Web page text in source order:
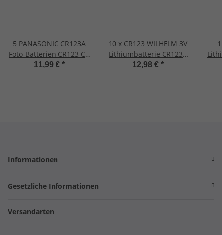
5 PANASONIC CR123A
Foto-Batterien CR123 CR
123 123A NEU Ø16,5 x
11,99 € *
10 x CR123 WILHELM 3V
Lithiumbatterie CR123A
123 CR Fotobatterie
12,98 € *
Informationen
Gesetzliche Informationen
Versandarten